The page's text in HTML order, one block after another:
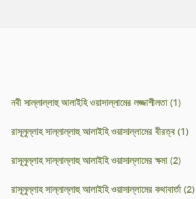
নবী সাল্লাল্লাহু আলাইহি ওয়াসাল্লামের লজ্জাশীলতা (1)
রাসূলুল্লাহ সাল্লাল্লাহু আলাইহি ওয়াসাল্লামের বীরত্ব (1)
রাসূলুল্লাহ সাল্লাল্লাহু আলাইহি ওয়াসাল্লামের ক্ষমা (2)
রাসূলুল্লাহ সাল্লাল্লাহু আলাইহি ওয়াসাল্লামের কথাবার্তা (2)